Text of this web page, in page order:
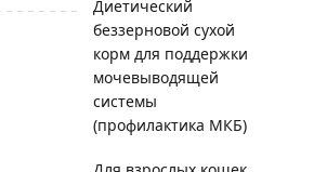
Диетический
беззерновой сухой
корм для поддержки
мочевыводящей
системы
(профилактика МКБ)